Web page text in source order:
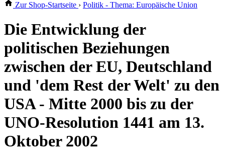
Zur Shop-Startseite › Politik - Thema: Europäische Union
Die Entwicklung der
politischen Beziehungen
zwischen der EU, Deutschland
und 'dem Rest der Welt' zu den
USA - Mitte 2000 bis zu der
UNO-Resolution 1441 am 13.
Oktober 2002